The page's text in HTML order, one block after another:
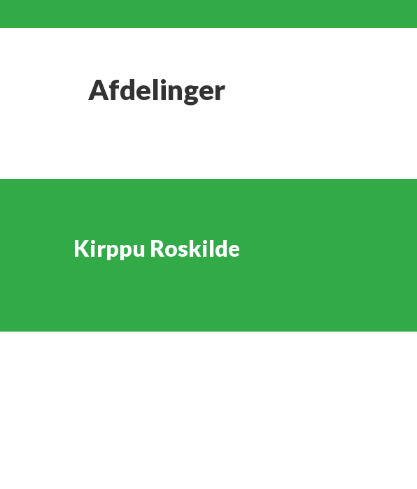
Afdelinger
Kirppu Roskilde